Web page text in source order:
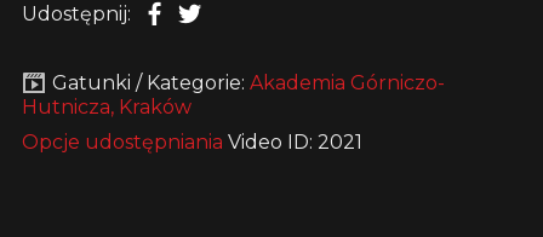
Udostępnij:
Gatunki / Kategorie: Akademia Górniczo-
Hutnicza, Kraków
Opcje udostępniania Video ID: 2021